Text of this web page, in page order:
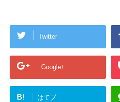
Twitter
Google+
B! はてブ